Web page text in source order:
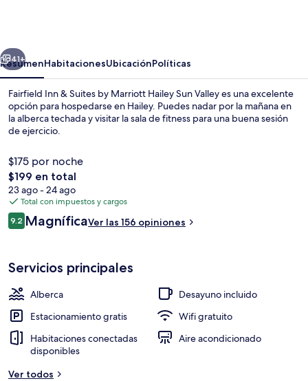
by
Marriott
Hailey
Sun
Valley
Siguiente
41+
ResumenHabitacionesUbicaciónPolíticas
Fairfield Inn & Suites by Marriott Hailey Sun Valley es una excelente
opción para hospedarse en Hailey. Puedes nadar por la mañana en
la alberca techada y visitar la sala de fitness para una buena sesión
de ejercicio.
$175 por noche
El
precio
total
es
de
$199 en total
23 ago - 24 ago
Total con impuestos y cargos
Opiniones
9.29.2 de 10,
MagníficaVer las 156 opiniones
Servicios principales
Alberca
Desayuno incluido
Estacionamiento gratis
Wifi gratuito
Habitaciones conectadas
disponibles
Aire acondicionado
Ver todos